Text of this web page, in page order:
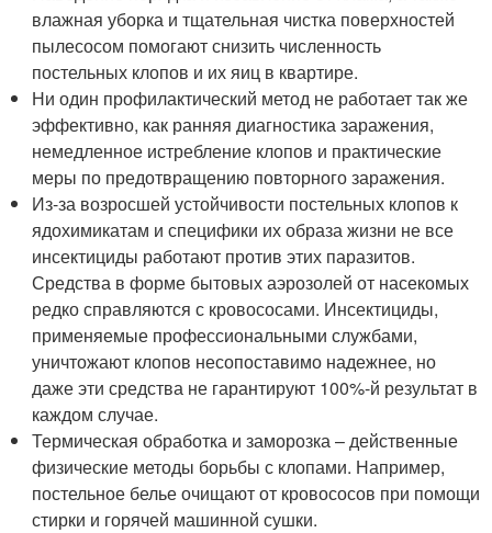
влажная уборка и тщательная чистка поверхностей
пылесосом помогают снизить численность
постельных клопов и их яиц в квартире.
Ни один профилактический метод не работает так же
эффективно, как ранняя диагностика заражения,
немедленное истребление клопов и практические
меры по предотвращению повторного заражения.
Из-за возросшей устойчивости постельных клопов к
ядохимикатам и специфики их образа жизни не все
инсектициды работают против этих паразитов.
Средства в форме бытовых аэрозолей от насекомых
редко справляются с кровососами. Инсектициды,
применяемые профессиональными службами,
уничтожают клопов несопоставимо надежнее, но
даже эти средства не гарантируют 100%-й результат в
каждом случае.
Термическая обработка и заморозка – действенные
физические методы борьбы с клопами. Например,
постельное белье очищают от кровососов при помощи
стирки и горячей машинной сушки.